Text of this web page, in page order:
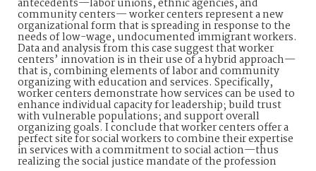
antecedents—labor unions, ethnic agencies, and
community centers— worker centers represent a new
organizational form that is spreading in response to the
needs of low-wage, undocumented immigrant workers.
Data and analysis from this case suggest that worker
centers’ innovation is in their use of a hybrid approach—
that is, combining elements of labor and community
organizing with education and services. Specifically,
worker centers demonstrate how services can be used to
enhance individual capacity for leadership; build trust
with vulnerable populations; and support overall
organizing goals. I conclude that worker centers offer a
perfect site for social workers to combine their expertise
in services with a commitment to social action—thus
realizing the social justice mandate of the profession